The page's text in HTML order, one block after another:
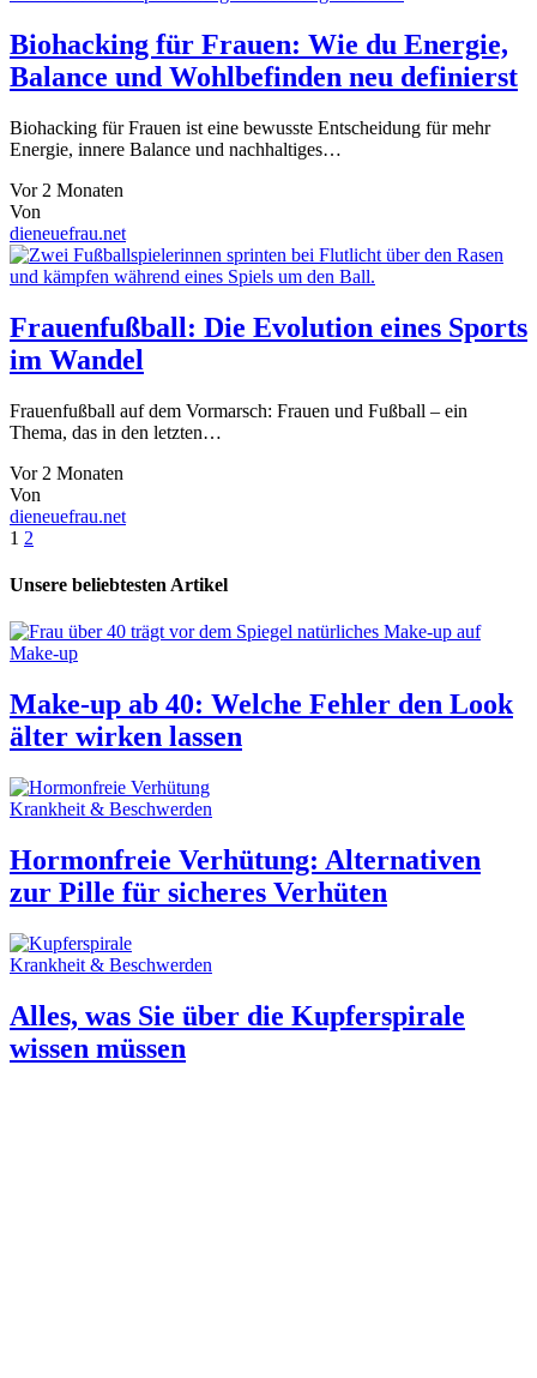
Biohacking für Frauen: Wie du Energie,
Balance und Wohlbefinden neu definierst
Biohacking für Frauen ist eine bewusste Entscheidung für mehr
Energie, innere Balance und nachhaltiges…
Vor 2 Monaten
Von
dieneuefrau.net
Frauenfußball: Die Evolution eines Sports
im Wandel
Frauenfußball auf dem Vormarsch: Frauen und Fußball – ein
Thema, das in den letzten…
Vor 2 Monaten
Von
dieneuefrau.net
1 2
Unsere beliebtesten Artikel
Make-up
Make-up ab 40: Welche Fehler den Look
älter wirken lassen
Krankheit & Beschwerden
Hormonfreie Verhütung: Alternativen
zur Pille für sicheres Verhüten
Krankheit & Beschwerden
Alles, was Sie über die Kupferspirale
wissen müssen